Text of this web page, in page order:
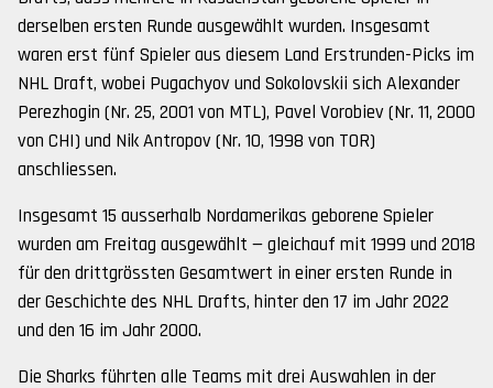
derselben ersten Runde ausgewählt wurden. Insgesamt
waren erst fünf Spieler aus diesem Land Erstrunden-Picks im
NHL Draft, wobei Pugachyov und Sokolovskii sich Alexander
Perezhogin (Nr. 25, 2001 von MTL), Pavel Vorobiev (Nr. 11, 2000
von CHI) und Nik Antropov (Nr. 10, 1998 von TOR)
anschliessen.
Insgesamt 15 ausserhalb Nordamerikas geborene Spieler
wurden am Freitag ausgewählt — gleichauf mit 1999 und 2018
für den drittgrössten Gesamtwert in einer ersten Runde in
der Geschichte des NHL Drafts, hinter den 17 im Jahr 2022
und den 16 im Jahr 2000.
Die Sharks führten alle Teams mit drei Auswahlen in der